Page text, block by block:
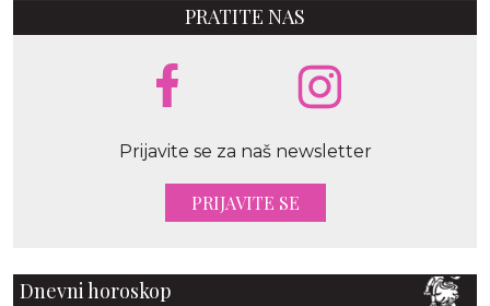
PRATITE NAS
Prijavite se za naš newsletter
PRIJAVITE SE
Dnevni horoskop